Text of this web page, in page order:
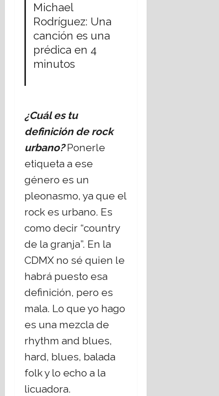
Michael
Rodríguez: Una
canción es una
prédica en 4
minutos
¿Cuál es tu
definición de rock
urbano?Ponerle
etiqueta a ese
género es un
pleonasmo, ya que el
rock es urbano. Es
como decir “country
de la granja”. En la
CDMX no sé quien le
habrá puesto esa
definición, pero es
mala. Lo que yo hago
es una mezcla de
rhythm and blues,
hard, blues, balada
folk y lo echo a la
licuadora.